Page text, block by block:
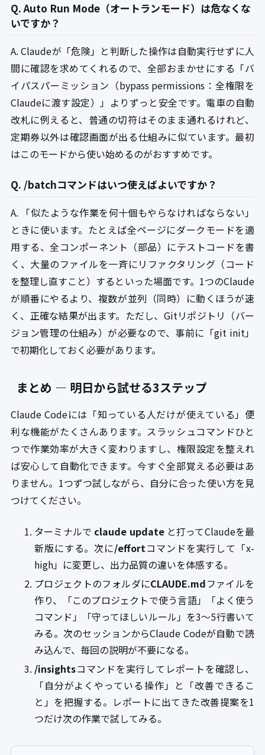
Q. Auto Run Mode（オートランモード）は危なくな
いですか？
A. Claudeが「危険」と判断した操作は自動実行せずに人
間に確認を求めてくれるので、全部おまかせにする「バ
イパスパーミッション（bypass permissions：全権限を
Claudeに渡す設定）」よりずっと安全です。電車の自動
改札に例えると、普通の切符はそのまま通れるけれど、
定期券以外は確認画面が出る仕組みに似ています。最初
はこのモードから使い始めるのがおすすめです。
Q. /batchコマンドはいつ使えばよいですか？
A. 「似たような作業を何十個もやらなければならない」
ときに使います。たとえば全ページにダークモードを適
用する、全コンポーネント（部品）にテストコードを書
く、大量のファイルを一斉にリファクタリング（コード
を整理し直すこと）するといった場面です。1つのClaude
が順番にやるより、複数が並列（同時）に動くほうが速
く、正確な結果が出ます。ただし、Gitリポジトリ（バー
ジョン管理の仕組み）が必要なので、事前に「git init」
で初期化しておく必要があります。
まとめ — 明日から試せる3ステップ
Claude Codeには「知っている人だけが使えている」便
利な機能がたくさんあります。スラッシュコマンドひと
つで作業効率が大きく変わりますし、権限設定を整えれ
ば安心して自動化できます。今すぐ全部覚える必要はあ
りません。1つずつ試しながら、自分に合った使い方を見
つけてください。
ターミナルで claude updateと打ってClaudeを最
新版にする。次に/effortコマンドを実行して「x-
high」に変更し、出力品質の違いを体感する。
プロジェクトのフォルダにCLAUDE.mdファイルを
作り、「このプロジェクトで使う言語」「よく使う
コマンド」「守ってほしいルール」を3〜5行書いて
みる。次のセッションからClaude Codeが自動で読
み込んで、毎回の説明が不要になる。
/insightsコマンドを実行してレポートを確認し、
「自分がよくやっている操作」と「改善できるこ
と」を把握する。レポートに出てきた改善提案を1
つだけ次の作業で試してみる。